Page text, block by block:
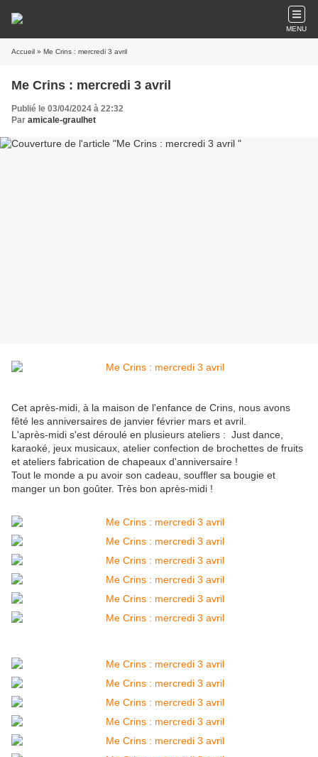
MENU
Accueil » Me Crins : mercredi 3 avril
Me Crins : mercredi 3 avril
Publié le 03/04/2024 à 22:32
Par amicale-graulhet
Cet après-midi, à la maison de l'enfance de Crins, nous avons
fêté les anniversaires de janvier février mars et avril.
L'après-midi s'est déroulé en plusieurs ateliers : Just dance,
karaoké, jeux musicaux, atelier confection de brochettes de fruits
et ateliers fabrication de chapeaux d'anniversaire !
Tout le monde a pu avoir son cadeau, souffler sa bougie et
manger un bon goûter. Très bon après-midi !